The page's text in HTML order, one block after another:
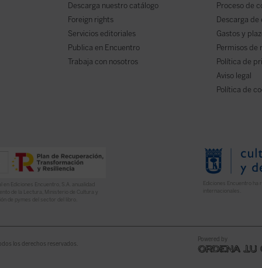
Descarga nuestro catálogo
Foreign rights
Servicios editoriales
Publica en Encuentro
Trabaja con nosotros
Proceso de
Descarga de
Gastos y
Permisos de
Política de
Aviso legal
Política de
Ediciones Encuentro, S.A. anualidad
de la Lectura, Ministerio de Cultura y
de pymes del sector del libro.
Ediciones Encuentro
los derechos reservados.
Powered by